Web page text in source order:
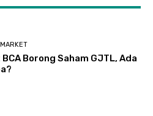
Borong Saham GJTL, Ada